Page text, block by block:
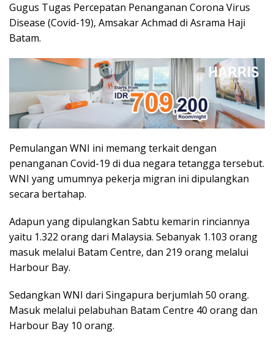
Gugus Tugas Percepatan Penanganan Corona Virus
Disease (Covid-19), Amsakar Achmad di Asrama Haji
Batam.
Pemulangan WNI ini memang terkait dengan
penanganan Covid-19 di dua negara tetangga tersebut.
WNI yang umumnya pekerja migran ini dipulangkan
secara bertahap.
Adapun yang dipulangkan Sabtu kemarin rinciannya
yaitu 1.322 orang dari Malaysia. Sebanyak 1.103 orang
masuk melalui Batam Centre, dan 219 orang melalui
Harbour Bay.
Sedangkan WNI dari Singapura berjumlah 50 orang.
Masuk melalui pelabuhan Batam Centre 40 orang dan
Harbour Bay 10 orang.